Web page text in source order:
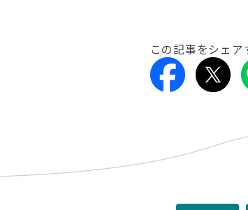
この記事をシェア